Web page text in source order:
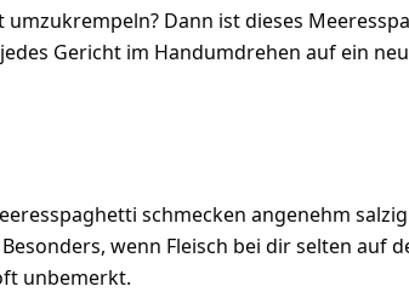
Dann ist dieses
Gericht im Handumdrehen auf ein
schmecken angenehm
wenn Fleisch bei dir selten auf
unbemerkt.